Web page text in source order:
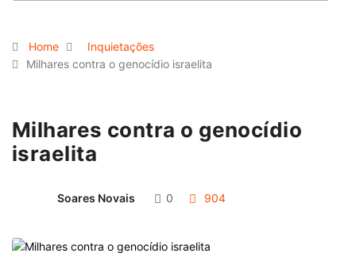
Home
Inquietações
Milhares contra o genocídio israelita
Milhares contra o genocídio
israelita
Soares Novais 0 904